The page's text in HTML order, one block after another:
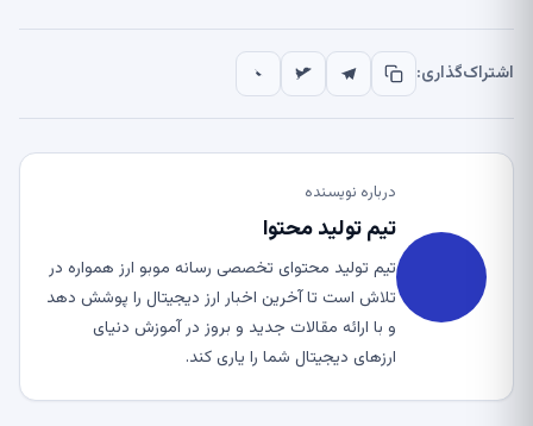
اشتراک‌گذاری:
درباره نویسنده
تیم تولید محتوا
تیم تولید محتوای تخصصی رسانه موبو ارز همواره در
تلاش است تا آخرین اخبار ارز دیجیتال را پوشش دهد
و با ارائه مقالات جدید و بروز در آموزش دنیای
ارزهای دیجیتال شما را یاری کند.